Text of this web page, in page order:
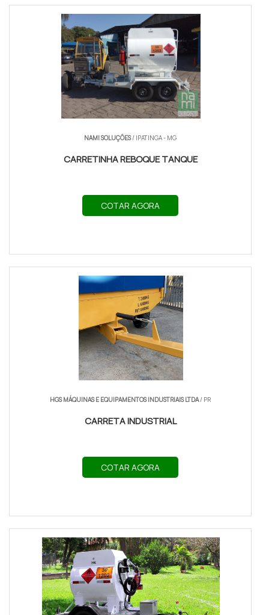
NAMI SOLUÇÕES/ IPATINGA - MG
CARRETINHA REBOQUE TANQUE
COTAR AGORA
HGS MÁQUINAS E EQUIPAMENTOS INDUSTRIAIS LTDA/ PR
CARRETA INDUSTRIAL
COTAR AGORA